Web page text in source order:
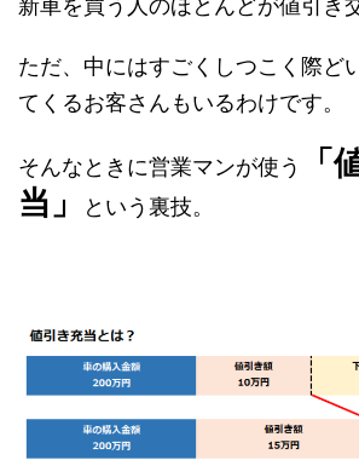
新車を買う人のほとんどが値引き
ただ、中にはすごくしつこく際ど
てくるお客さんもいるわけです。
そんなときに営業マンが使う
「
当」
という裏技。